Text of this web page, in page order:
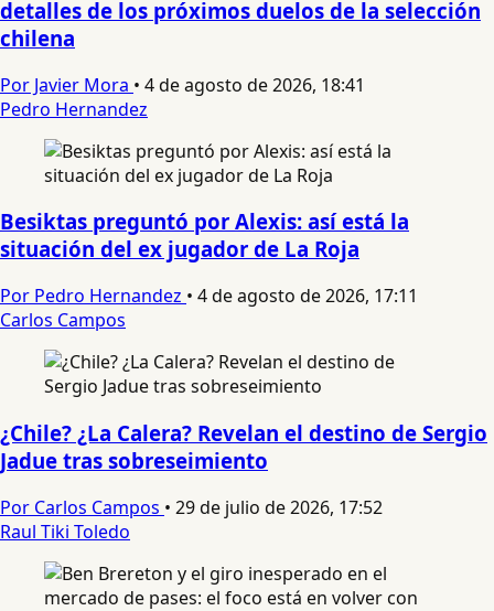
detalles de los próximos duelos de la selección
chilena
Por Javier Mora • 4 de agosto de 2026, 18:41
Pedro Hernandez
Besiktas preguntó por Alexis: así está la
situación del ex jugador de La Roja
Por Pedro Hernandez • 4 de agosto de 2026, 17:11
Carlos Campos
¿Chile? ¿La Calera? Revelan el destino de Sergio
Jadue tras sobreseimiento
Por Carlos Campos • 29 de julio de 2026, 17:52
Raul Tiki Toledo